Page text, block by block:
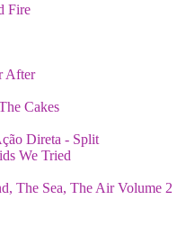
Fire
After
Cakes
Direta - Split
We Tried
The Sea, The Air Volume 2